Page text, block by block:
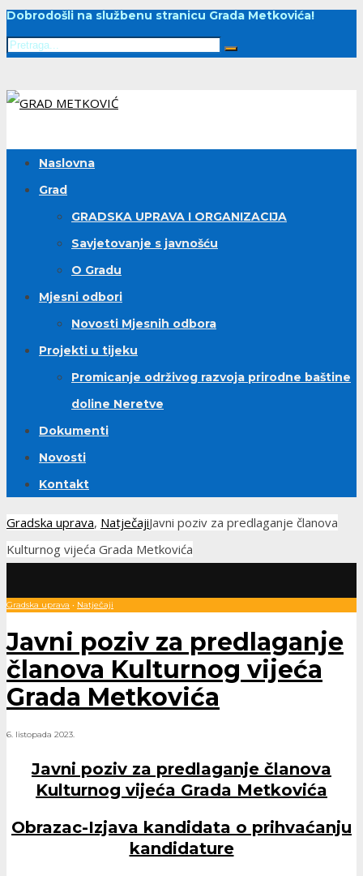
Dobrodošli na službenu stranicu Grada Metkovića!
Naslovna
Grad
GRADSKA UPRAVA I ORGANIZACIJA
Savjetovanje s javnošću
O Gradu
Mjesni odbori
Novosti Mjesnih odbora
Projekti u tijeku
Promicanje održivog razvoja prirodne baštine
doline Neretve
Dokumenti
Novosti
Kontakt
Gradska uprava, NatječajiJavni poziv za predlaganje članova
Kulturnog vijeća Grada Metkovića
Gradska uprava • Natječaji
Javni poziv za predlaganje
članova Kulturnog vijeća
Grada Metkovića
6. listopada 2023.
Javni poziv za predlaganje članova
Kulturnog vijeća Grada Metkovića
Obrazac-Izjava kandidata o prihvaćanju
kandidature